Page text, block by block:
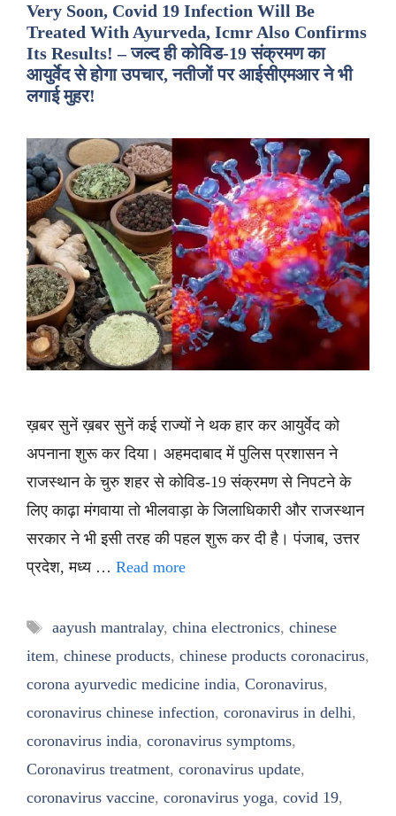
Very Soon, Covid 19 Infection Will Be
Treated With Ayurveda, Icmr Also Confirms
Its Results! – जल्द ही कोविड-19 संक्रमण का
आयुर्वेद से होगा उपचार, नतीजों पर आईसीएमआर ने भी
लगाई मुहर!
ख़बर सुनें ख़बर सुनें कई राज्यों ने थक हार कर आयुर्वेद को
अपनाना शुरू कर दिया। अहमदाबाद में पुलिस प्रशासन ने
राजस्थान के चुरु शहर से कोविड-19 संक्रमण से निपटने के
लिए काढ़ा मंगवाया तो भीलवाड़ा के जिलाधिकारी और राजस्थान
सरकार ने भी इसी तरह की पहल शुरू कर दी है। पंजाब, उत्तर
प्रदेश, मध्य … Read more
Tags
aayush mantralay, china electronics, chinese
item, chinese products, chinese products coronacirus,
corona ayurvedic medicine india, Coronavirus,
coronavirus chinese infection, coronavirus in delhi,
coronavirus india, coronavirus symptoms,
Coronavirus treatment, coronavirus update,
coronavirus vaccine, coronavirus yoga, covid 19,